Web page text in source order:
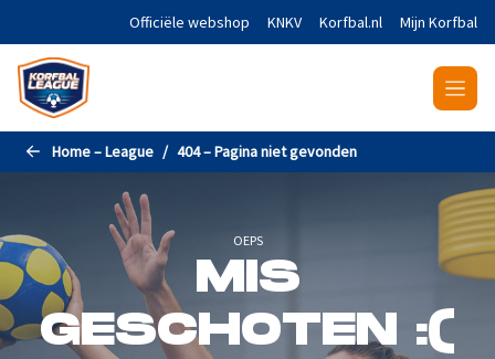
Naar de hoofdinhoud gaanOfficiële webshop KNKV Korfbal.nl Mijn Korfbal
Home – League 404 – Pagina niet gevonden
OEPS
MIS
GESCHOTEN :(